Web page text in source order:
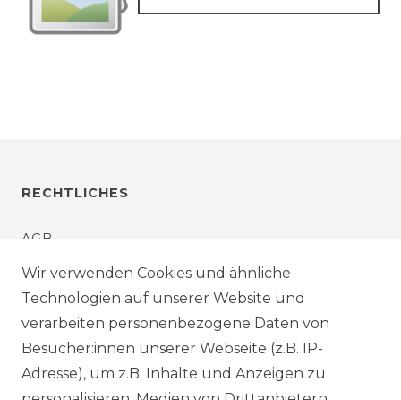
RECHTLICHES
AGB
WIDERRUFSRECHT
WIDERRUFSFORMULAR
Wir verwenden Cookies und ähnliche
Technologien auf unserer Website und
verarbeiten personenbezogene Daten von
Besucher:innen unserer Webseite (z.B. IP-
Adresse), um z.B. Inhalte und Anzeigen zu